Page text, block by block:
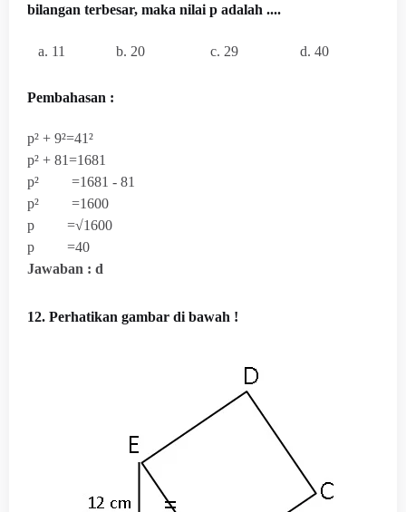
bilangan terbesar, maka nilai p adalah ....
a. 11 b. 20 c. 29 d. 40
Pembahasan :
p² + 9²=41²
p² + 81=1681
p² =1681 - 81
p² =1600
p =√1600
p =40
Jawaban : d
12. Perhatikan gambar di bawah !